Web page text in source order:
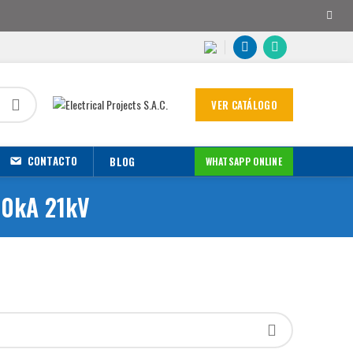
VER CATÁLOGO
CONTACTO BLOG WHATSAPP ONLINE
21kV